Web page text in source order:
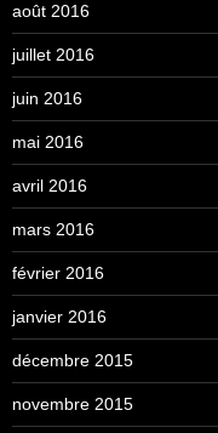
août 2016
juillet 2016
juin 2016
mai 2016
avril 2016
mars 2016
février 2016
janvier 2016
décembre 2015
novembre 2015